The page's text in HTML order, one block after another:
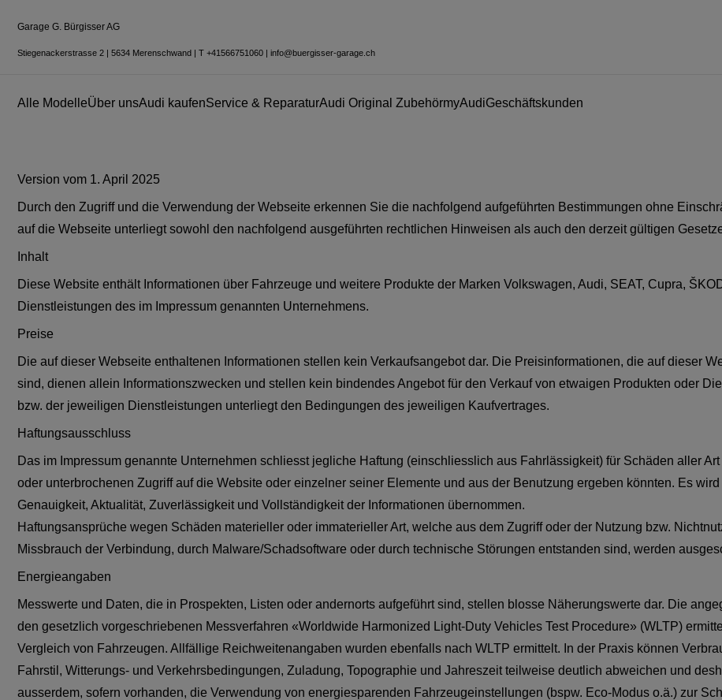
Garage G. Bürgisser AG
Stiegenackerstrasse 2 | 5634 Merenschwand | T +41566751060 | info@buergisser-garage.ch
Alle ModelleÜber unsAudi kaufenService & ReparaturAudi Original ZubehörmyAudiGeschäftskunden
Version vom 1. April 2025
Durch den Zugriff und die Verwendung der Webseite erkennen Sie die nachfolgend aufgeführten Bestimmungen ohne
auf die Webseite unterliegt sowohl den nachfolgend ausgeführten rechtlichen Hinweisen als auch den derzeit gültigen
Inhalt
Diese Website enthält Informationen über Fahrzeuge und weitere Produkte der Marken Volkswagen, Audi, SEAT, Cupra,
Dienstleistungen des im Impressum genannten Unternehmens.
Preise
Die auf dieser Webseite enthaltenen Informationen stellen kein Verkaufsangebot dar. Die Preisinformationen, die auf dieser
sind, dienen allein Informationszwecken und stellen kein bindendes Angebot für den Verkauf von etwaigen Produkten oder
bzw. der jeweiligen Dienstleistungen unterliegt den Bedingungen des jeweiligen Kaufvertrages.
Haftungsausschluss
Das im Impressum genannte Unternehmen schliesst jegliche Haftung (einschliesslich aus Fahrlässigkeit) für Schäden aller
oder unterbrochenen Zugriff auf die Website oder einzelner seiner Elemente und aus der Benutzung ergeben könnten. Es
Genauigkeit, Aktualität, Zuverlässigkeit und Vollständigkeit der Informationen übernommen.
Haftungsansprüche wegen Schäden materieller oder immaterieller Art, welche aus dem Zugriff oder der Nutzung bzw.
Missbrauch der Verbindung, durch Malware/Schadsoftware oder durch technische Störungen entstanden sind, werden
Energieangaben
Messwerte und Daten, die in Prospekten, Listen oder andernorts aufgeführt sind, stellen blosse Näherungswerte dar. Die
den gesetzlich vorgeschriebenen Messverfahren «Worldwide Harmonized Light-Duty Vehicles Test Procedure» (WLTP)
Vergleich von Fahrzeugen. Allfällige Reichweitenangaben wurden ebenfalls nach WLTP ermittelt. In der Praxis können
Fahrstil, Witterungs- und Verkehrsbedingungen, Zuladung, Topographie und Jahreszeit teilweise deutlich abweichen und
ausserdem, sofern vorhanden, die Verwendung von energiesparenden Fahrzeugeinstellungen (bspw. Eco-Modus o.ä.) zur